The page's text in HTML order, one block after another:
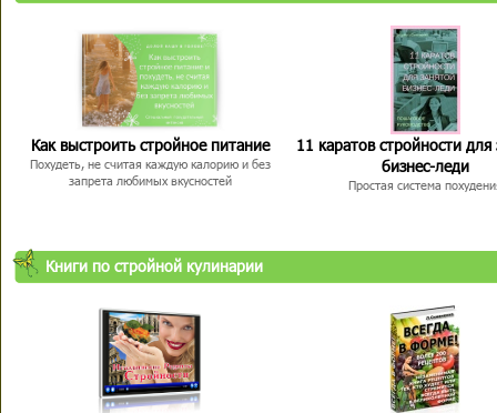
Как выстроить стройное питание
Похудеть, не считая каждую калорию и без
запрета любимых вкусностей
11 каратов стройности для
бизнес-леди
Простая система
Книги по стройной кулинарии